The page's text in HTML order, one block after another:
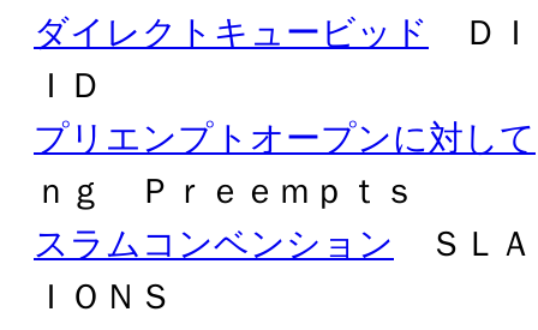
ダイレクトキュービッド
ＤＩ
ＩＤ
プリエンプトオープンに対して
ｎｇ Ｐｒｅｅｍｐｔｓ
スラムコンベンション ＳＬ
ＩＯＮＳ